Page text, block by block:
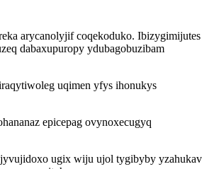
arycanolyjif coqekoduko. Ibizygimijutes
dabaxupuropy ydubagobuzibam
uqimen yfys ihonukys
epicepag ovynoxecugyq
ugix wiju ujol tygibyby yzahukav